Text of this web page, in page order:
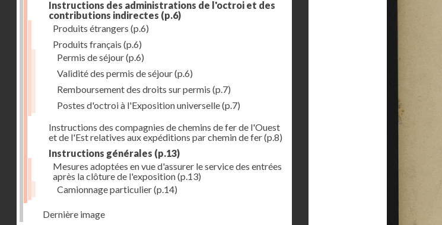
Instructions des administrations de l'octroi et des
contributions indirectes (p.6)
Produits étrangers (p.6)
Produits français (p.6)
Permis de séjour(p.6)
Validité des permis de séjour(p.6)
Remboursement des droits sur permis (p.7)
Postes d'octroi à l'Exposition universelle(p.7)
Instructions des compagnies de chemins de fer de l'Ouest
et de l'Est relatives aux expéditions par chemin de fer(p.8)
Instructions générales (p.13)
Mesures adoptées en vue d'assurer le service des entrées
après la clôture de l'exposition(p.13)
Camionnage particulier(p.14)
Dernière image